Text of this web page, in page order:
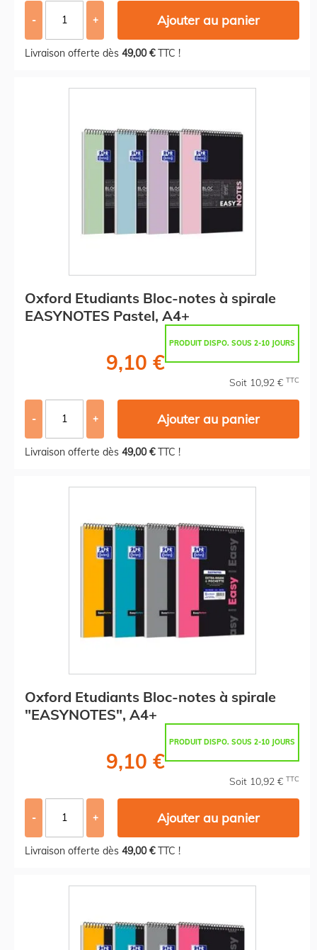
- + Ajouter au panier
Livraison offerte dès 49,00 €TTC !
Oxford Etudiants Bloc-notes à spirale
EASYNOTES Pastel, A4+
PRODUIT DISPO. SOUS 2-10 JOURS
9,10 €
Soit 10,92 € TTC
- + Ajouter au panier
Livraison offerte dès 49,00 €TTC !
Oxford Etudiants Bloc-notes à spirale
"EASYNOTES", A4+
PRODUIT DISPO. SOUS 2-10 JOURS
9,10 €
Soit 10,92 € TTC
- + Ajouter au panier
Livraison offerte dès 49,00 €TTC !